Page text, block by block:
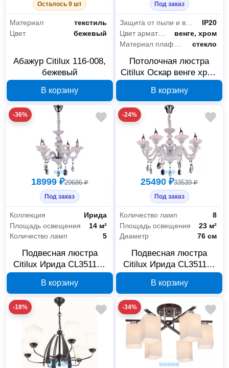
Осталось 9 шт
Материал
текстиль
Цвет
бежевый
Абажур Citilux 116-008,
бежевый
В корзину
Под заказ
Защита от пыли и влаги
IP20
Цвет арматуры
венге, хром
стекло
Потолочная люстра
Citilux Оскар венге хром
В корзину
-36%
18999 ₽29686 ₽
Под заказ
Коллекция
Ирида
Площадь освещения
14 м²
Количество ламп
5
Подвесная люстра
Citilux Ирида CL351150
В корзину
-24%
25490 ₽33539 ₽
Под заказ
Количество ламп
8
Площадь освещения
23 м²
Диаметр
76 см
Подвесная люстра
Citilux Ирида CL351180
В корзину
-18% -34%